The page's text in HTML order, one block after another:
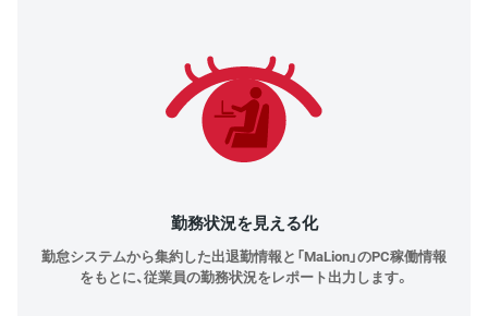
勤務状況を見える化
勤怠システムから集約した出退勤情報と「MaLion」のPC稼働情報
をもとに、従業員の勤務状況をレポート出力します。